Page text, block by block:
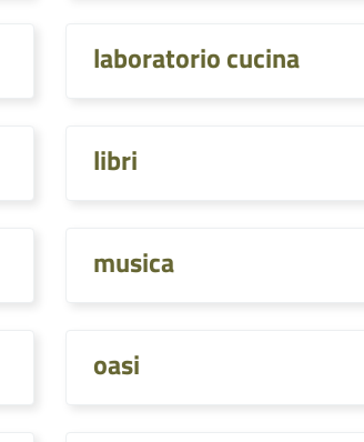
laboratorio cucina
libri
musica
oasi